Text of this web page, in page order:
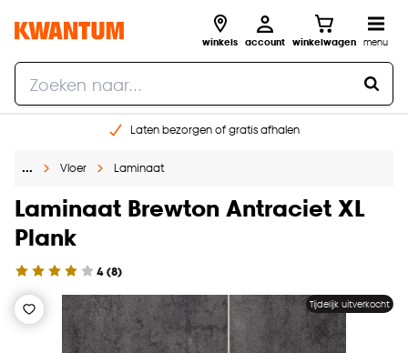
winkels account winkelwagen menu
Laten bezorgen of gratis afhalen
Gratis raam advies en opmeten aan huis
… Vloer Laminaat
Laminaat Brewton Antraciet XL
Plank
4(8)
Tijdelijk uitverkocht